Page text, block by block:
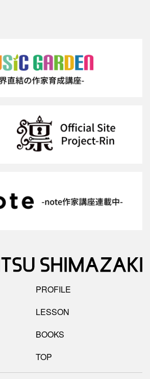
PROFILE
LESSON
BOOKS
TOP